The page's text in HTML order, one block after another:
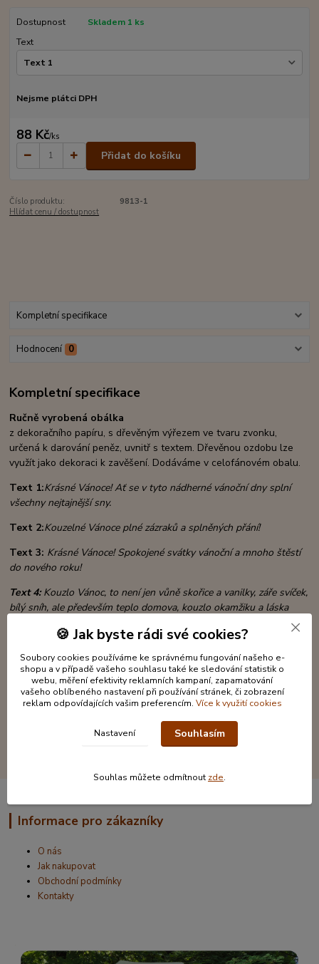
Dostupnost
Skladem 1 ks
Text
Nejsme plátci DPH
88 Kč/ks
Přidat do košíku
Číslo produktu:
9813-1
Hlídat cenu / dostupnost
Kompletní specifikace
Hodnocení 0
Kompletní specifikace
Ručně vyrobená obálka
z dekoračního papíru, s dřevěným výřezem ve tvaru zvonku,
určená k darování peněz, uvnitř s textem. Dřevěnou ozdobu lze
využít jako dekoraci k zavěšení. Dodáváme v celofánovém obalu.
Text 1:Krásné Vánoce! Ať se v tyto nádherné vánoční dny splní
všechny nejtajnější sny.
Text 2:Kouzelné Vánoce plné zázraků a splněných přání!
Text 3: Krásné Vánoce!Spokojené svátky vánoční a mnoho štěstí
do nového roku!
Text 4:Kouzlo Vánoc, to není jen vůně skořice a vanilky, záře svíček,
bílý sníh, ale především teplo domova, kouzlo okamžiku a láska
Materiál: papír, topolová překližka, monofilová stuha, broušené
kamínky
Informace pro zákazníky
O nás
Jak nakupovat
Obchodní podmínky
Kontakty
🍪 Jak byste rádi své cookies?
Soubory cookies používáme ke správnému fungování našeho e-
shopu a v případě vašeho souhlasu také ke sledování statistik o
webu, měření efektivity reklamních kampaní, zapamatování
vašeho oblíbeného nastavení při používání stránek, či zobrazení
reklam odpovídajících vašim preferencím. Více k využití cookies
Nastavení Souhlasím
Souhlas můžete odmítnout zde.